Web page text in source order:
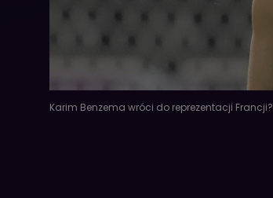
Karim Benzema wróci do reprezentacji Francji?